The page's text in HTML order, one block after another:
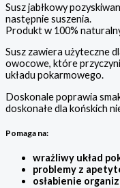
Susz jabłkowy
następnie suszenia.
Produkt w 100%
Susz zawiera użyteczne
owocowe, które
układu pokarmowego.
Doskonale poprawia
doskonałe dla końskich
Pomaga na:
wrażliwy układ
problemy z
osłabienie